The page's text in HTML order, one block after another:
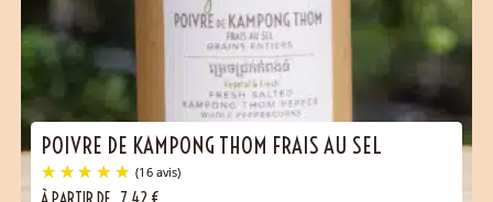
POIVRE DE KAMPONG THOM FRAIS AU SEL